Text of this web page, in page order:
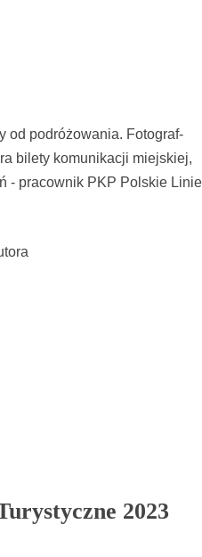
od podróżowania. Fotograf-
bilety komunikacji miejskiej,
- pracownik PKP Polskie Linie
2023